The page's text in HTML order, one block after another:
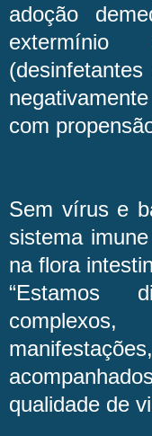
adoção
extermínio
com
Sem vírus e
sistema
na flora
“Estamos
qualidade de